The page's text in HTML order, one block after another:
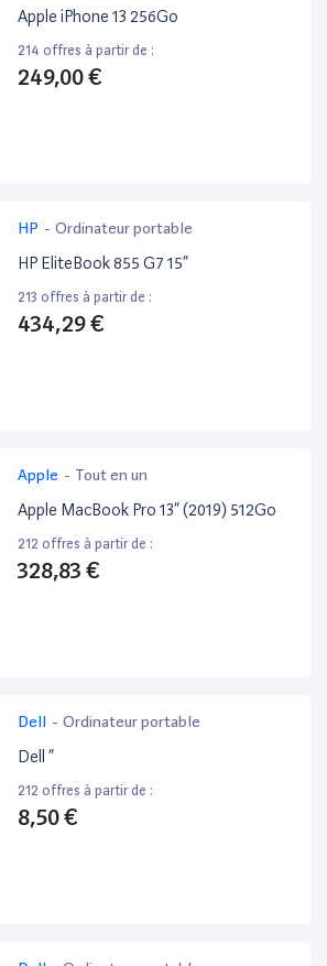
Apple iPhone 13 256Go
214 offres à partir de :
249,00 €
HP - Ordinateur portable
HP EliteBook 855 G7 15”
213 offres à partir de :
434,29 €
Apple - Tout en un
Apple MacBook Pro 13” (2019) 512Go
212 offres à partir de :
328,83 €
Dell - Ordinateur portable
Dell ”
212 offres à partir de :
8,50 €